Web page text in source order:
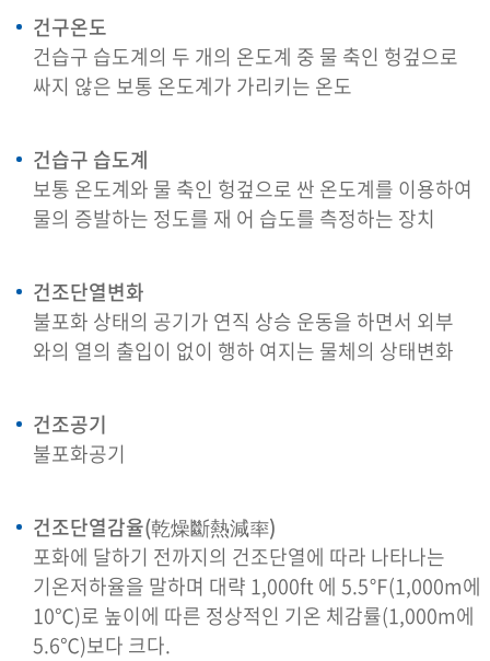
건구온도
건습구 습도계의 두 개의 온도계 중 물 축인 헝겊으로
싸지 않은 보통 온도계가 가리키는 온도
건습구 습도계
보통 온도계와 물 축인 헝겊으로 싼 온도계를 이용하여
물의 증발하는 정도를 재 어 습도를 측정하는 장치
건조단열변화
불포화 상태의 공기가 연직 상승 운동을 하면서 외부
와의 열의 출입이 없이 행하 여지는 물체의 상태변화
건조공기
불포화공기
건조단열감율(乾燥斷熱減率)
포화에 달하기 전까지의 건조단열에 따라 나타나는
기온저하율을 말하며 대략 1,000ft 에 5.5℉(1,000m에
10℃)로 높이에 따른 정상적인 기온 체감률(1,000m에
5.6℃)보다 크다.